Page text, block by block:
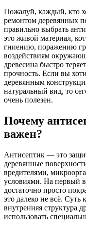
Пожалуй, каждый, кто
ремонтом деревянных
правильно выбрать
это живой материал,
гниению, поражению
воздействиям
древесина быстро
прочность. Если вы
деревянным
натуральный вид, то
очень полезен.
Почему
важен?
Антисептик — это
деревянные
вредителями,
условиями. На первый
достаточно просто
это далеко не всё. Суть
внутренняя структура
использовать